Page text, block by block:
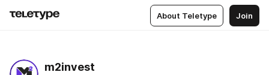
About Teletype Join
m2invest